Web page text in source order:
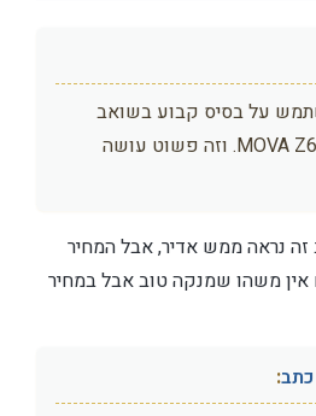
על בסיס קבוע בשואב
שוטף רובוטי מדגם MOVA Z60. וזה פשוט עושה
זה נראה ממש אדיר, אבל המחיר
משהו שמנקה טוב אבל במחיר
כתב: